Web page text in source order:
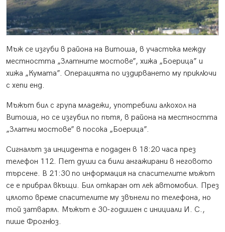
Мъж се изгуби в района на Витоша, в участъка между
местността „Златните мостове”, хижа „Боерица” и
хижа „Кумата”. Операцията по издирването му приключи
с хепи енд.
Мъжът бил с група младежи, употребили алкохол на
Витоша, но се изгубил по пътя, в района на местността
„Златни мостове” в посока „Боерица”.
Сигналът за инцидента е подаден в 18:20 часа през
телефон 112. Пет души са били ангажирани в неговото
търсене. В 21:30 по информация на спасителите мъжът
се е прибрал вкъщи. Бил откаран от лек автомобил. През
цялото време спасителите му звънели по телефона, но
той затварял. Мъжът е 30-годишен с инициали И. С.,
пише Фрогнюз.